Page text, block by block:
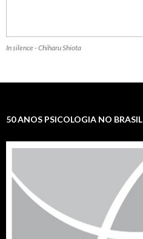
In silence - Chiharu Shiota
50 ANOS PSICOLOGIA NO BRASIL